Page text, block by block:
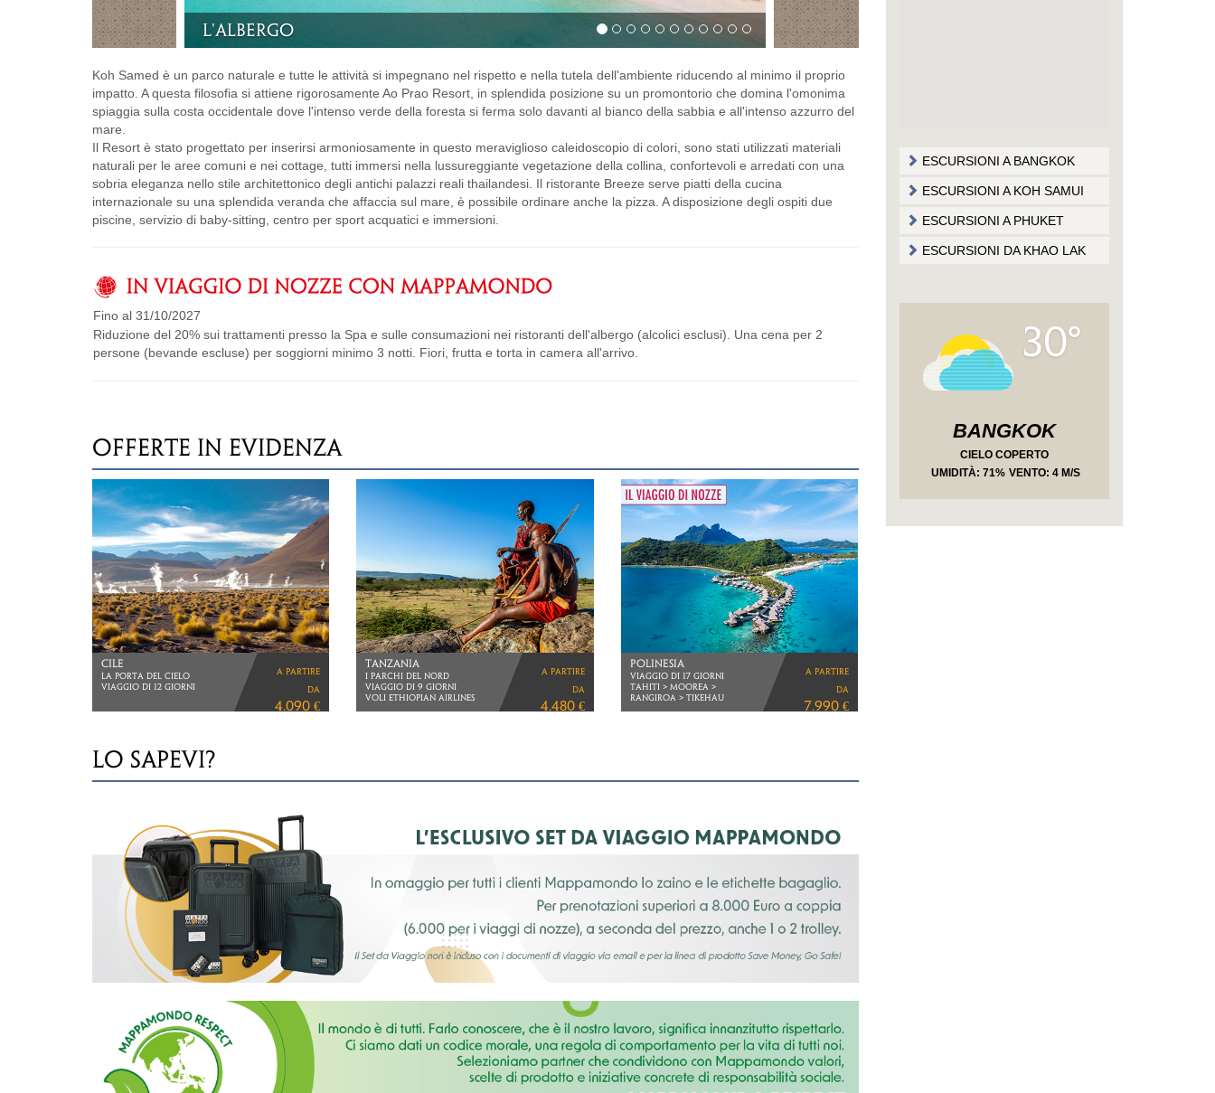
La piscina
Koh Samed è un parco naturale e tutte le attività si impegnano nel rispetto e nella tutela dell'ambiente riducendo al minimo il proprio
impatto. A questa filosofia si attiene rigorosamente Ao Prao Resort, in splendida posizione su un promontorio che domina l'omonima
spiaggia sulla costa occidentale dove l'intenso verde della foresta si ferma solo davanti al bianco della sabbia e all'intenso azzurro del
mare.
Il Resort è stato progettato per inserirsi armoniosamente in questo meraviglioso caleidoscopio di colori, sono stati utilizzati materiali
naturali per le aree comuni e nei cottage, tutti immersi nella lussureggiante vegetazione della collina, confortevoli e arredati con una
sobria eleganza nello stile architettonico degli antichi palazzi reali thailandesi. Il ristorante Breeze serve piatti della cucina
internazionale su una splendida veranda che affaccia sul mare, è possibile ordinare anche la pizza. A disposizione degli ospiti due
piscine, servizio di baby-sitting, centro per sport acquatici e immersioni.
Fino al 31/10/2027
Riduzione del 20% sui trattamenti presso la Spa e sulle consumazioni nei ristoranti dell'albergo (alcolici esclusi). Una cena per 2
persone (bevande escluse) per soggiorni minimo 3 notti. Fiori, frutta e torta in camera all'arrivo.
OFFERTE IN EVIDENZA
INDONESIA
BALI, YOGYAKARTA
E KURA KURA
a partire
da
4.170 €
LA TERRA E L'ACQUA
ZIMBABWE > BOTSWANA >
NAMIBIA
VOLI LUFTHANSA
5.950 €
TANZANIA
NYERERE PARK E ZANZIBAR
VIAGGIO DI 11 GIORNI
VOLI ETHIOPIAN AIRLINES
a partire
da
3.980 €
LO SAPEVI?
ESCURSIONI A BANGKOK
ESCURSIONI A KOH SAMUI
ESCURSIONI A PHUKET
ESCURSIONI DA KHAO LAK
30°
BANGKOK
CIELO COPERTO
UMIDITÀ: 71% VENTO: 4 M/S